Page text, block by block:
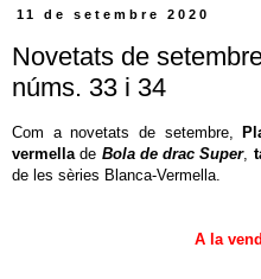
11 de setembre 2020
Novetats de
núms. 33 i 34
Com a novetats de setembre,
vermellade Bola de drac Super,
de les sèries Blanca-Vermella.
A la